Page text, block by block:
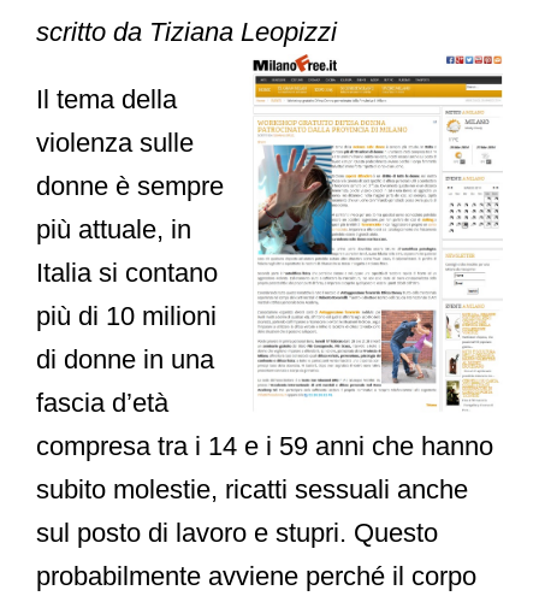
scritto da Tiziana Leopizzi
Il tema della
violenza sulle
donne è sempre
più attuale, in
Italia si contano
più di 10 milioni
di donne in una
fascia d’età
compresa tra i 14 e i 59 anni che hanno
subito molestie, ricatti sessuali anche
sul posto di lavoro e stupri. Questo
probabilmente avviene perché il corpo